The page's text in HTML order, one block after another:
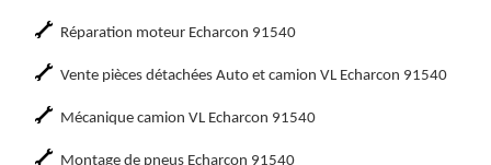
Réparation moteur Echarcon 91540
Vente pièces détachées Auto et camion VL Echarcon 91540
Mécanique camion VL Echarcon 91540
Montage de pneus Echarcon 91540